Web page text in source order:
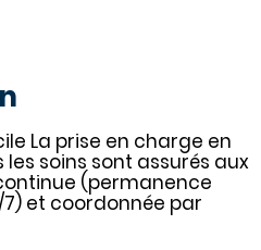
La prise en charge en
soins sont assurés aux
(permanence
et coordonnée par